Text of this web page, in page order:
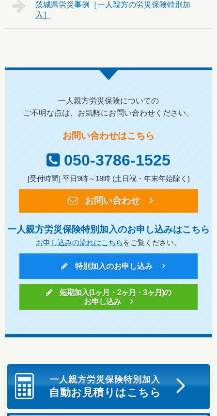
茨城県
一人親方労災保険についての
ご不明な点は、お気軽にお問い合わせください。
お問い合わせはこちら
050-3786-1525
[受付時間] 平日9時～18時 (土日祝・年末年始除く)
お問い合わせ
一人親方労災保険特別加入のお申し込みはこちら
お申し込みの流れはこちらをご覧ください。
特別加入のお申し込み
短期加入(1ヶ月・2ヶ月・3ヶ月)の
お申し込み
一人親方労災保険特別加入
自動お見積りはこちら